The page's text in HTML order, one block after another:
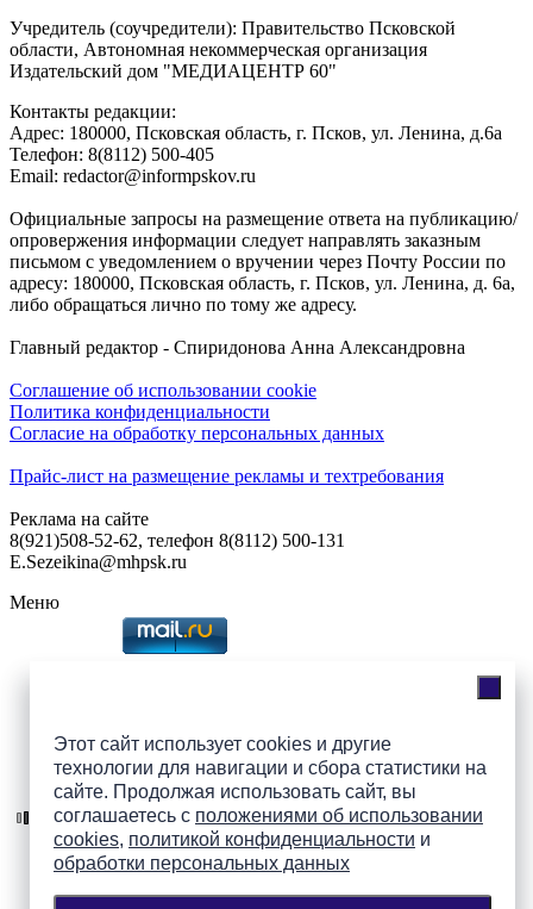
Этот сайт использует cookies и другие
технологии для навигации и сбора статистики на
сайте. Продолжая использовать сайт, вы
соглашаетесь с положениями об использовании
cookies, политикой конфиденциальности и
обработки персональных данных
Учредитель (соучредители): Правительство Псковской
области, Автономная некоммерческая организация
Издательский дом "МЕДИАЦЕНТР 60"
Контакты редакции:
Адреc: 180000, Псковская область, г. Псков, ул. Ленина, д.6а
Телефон: 8(8112) 500-405
Email: redactor@informpskov.ru
Официальные запросы на размещение ответа на публикацию/
опровержения информации следует направлять заказным
письмом с уведомлением о вручении через Почту России по
адресу: 180000, Псковская область, г. Псков, ул. Ленина, д. 6а,
либо обращаться лично по тому же адресу.
Главный редактор - Спиридонова Анна Александровна
Соглашение об использовании cookie
Политика конфиденциальности
Согласие на обработку персональных данных
Прайс-лист на размещение рекламы и техтребования
Реклама на сайте
8(921)508-52-62, телефон 8(8112) 500-131
E.Sezeikina@mhpsk.ru
Меню
Подпишись на группы
ПАИ в соцсетях!